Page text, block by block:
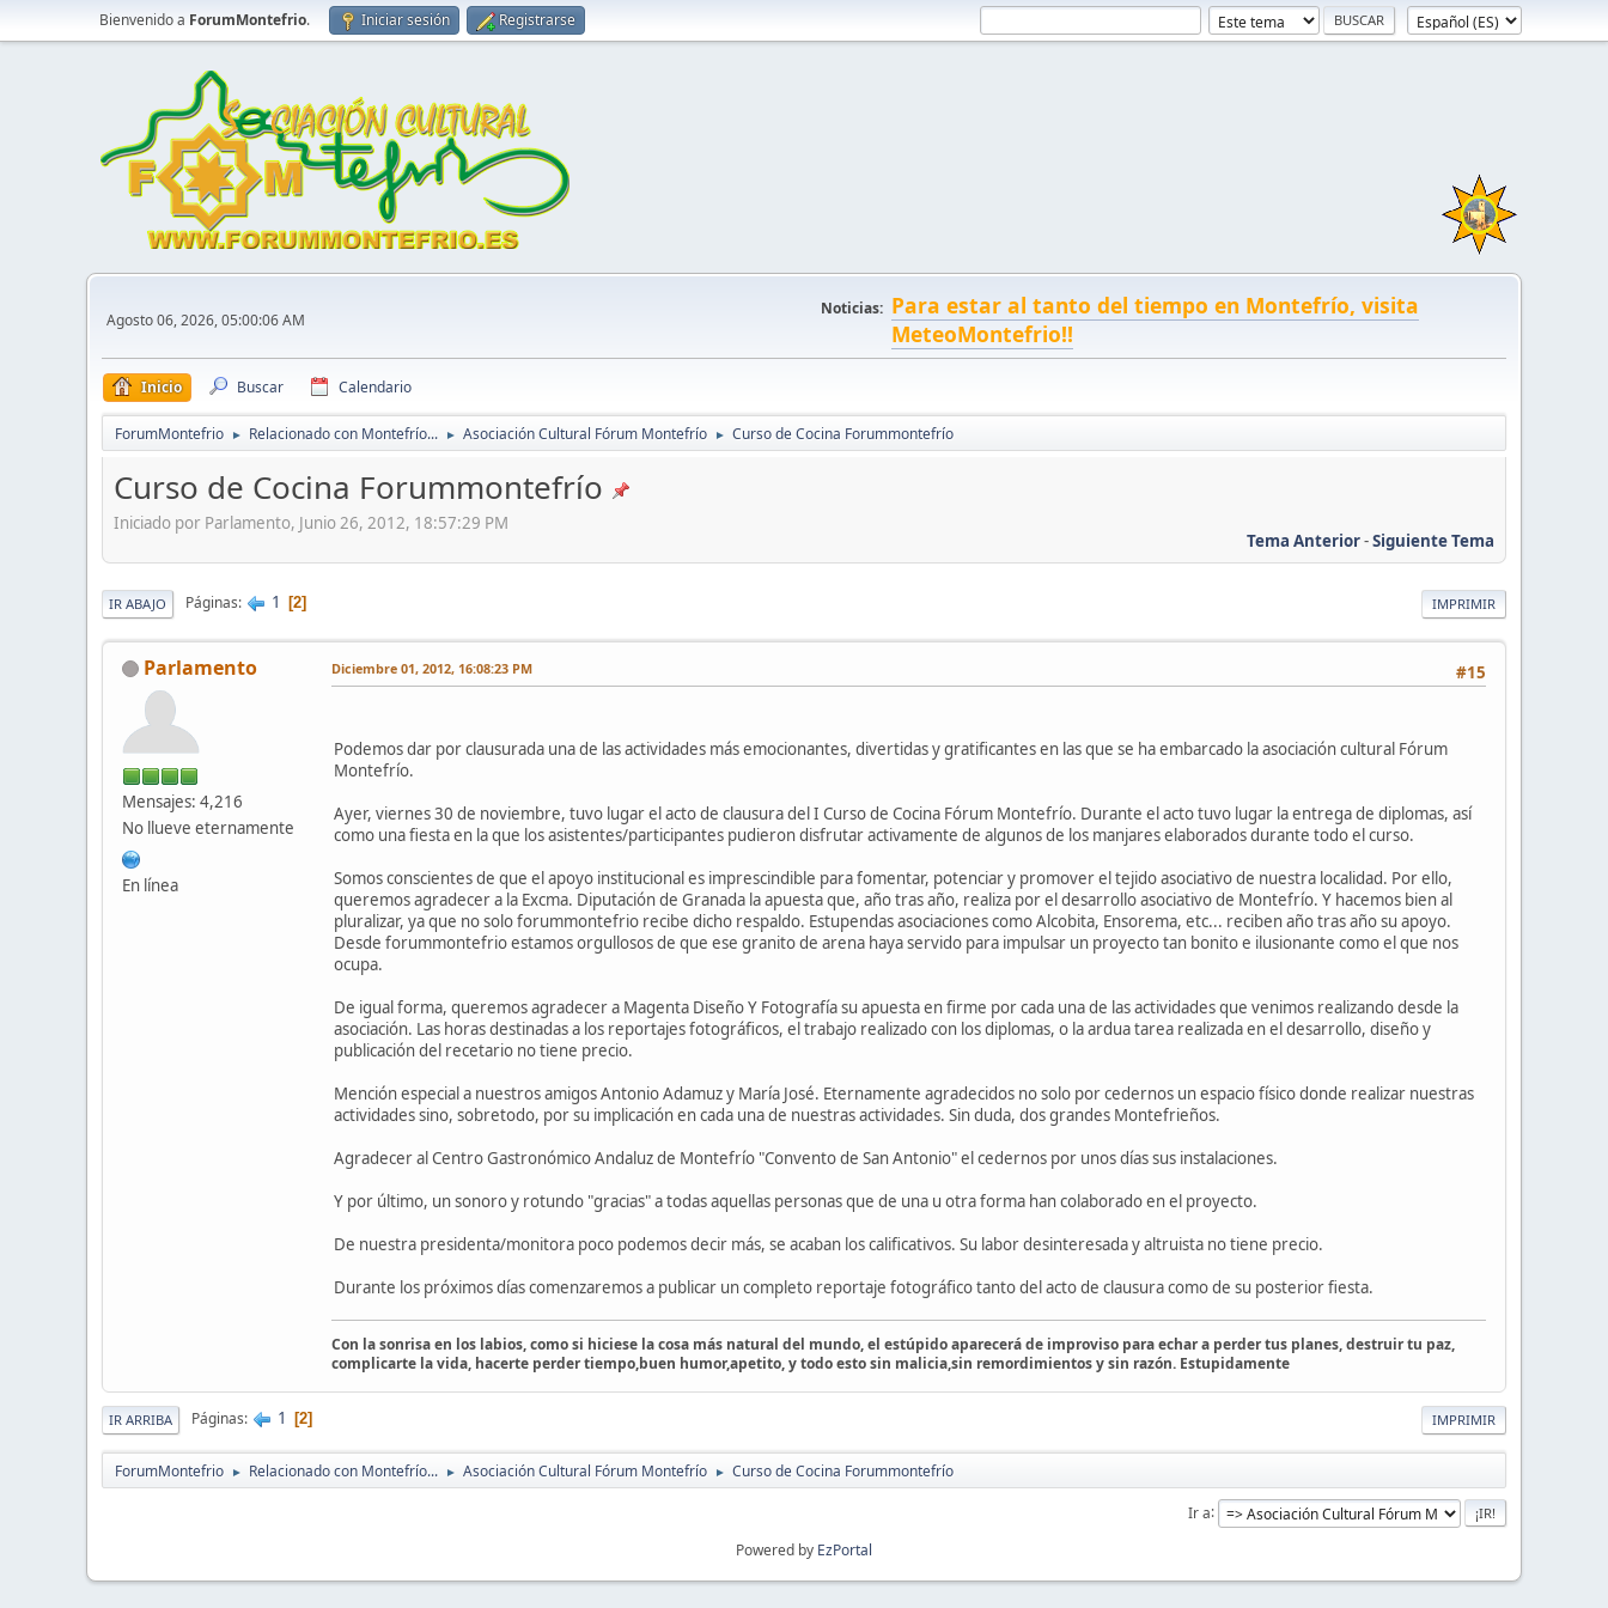
Bienvenido a ForumMontefrio. Iniciar sesión Registrarse
Agosto 06, 2026, 05:00:06 AM
Noticias: Para estar al tanto del tiempo en Montefrío, visita
MeteoMontefrio!!
Inicio Buscar Calendario
ForumMontefrio ► Relacionado con Montefrío... ► Asociación Cultural Fórum Montefrío ► Curso de Cocina Forummontefrío
Curso de Cocina Forummontefrío
Iniciado por Parlamento, Junio 26, 2012, 18:57:29 PM
Tema Anterior-Siguiente Tema
IMPRIMIR
IR ABAJO Páginas 1 2
Parlamento
Mensajes: 4,216
No llueve eternamente
En línea
#15
Diciembre 01, 2012, 16:08:23 PM
Podemos dar por clausurada una de las actividades más emocionantes, divertidas y gratificantes en las que se ha embarcado la asociación cultural Fórum
Montefrío.
Ayer, viernes 30 de noviembre, tuvo lugar el acto de clausura del I Curso de Cocina Fórum Montefrío. Durante el acto tuvo lugar la entrega de diplomas, así
como una fiesta en la que los asistentes/participantes pudieron disfrutar activamente de algunos de los manjares elaborados durante todo el curso.
Somos conscientes de que el apoyo institucional es imprescindible para fomentar, potenciar y promover el tejido asociativo de nuestra localidad. Por ello,
queremos agradecer a la Excma. Diputación de Granada la apuesta que, año tras año, realiza por el desarrollo asociativo de Montefrío. Y hacemos bien al
pluralizar, ya que no solo forummontefrio recibe dicho respaldo. Estupendas asociaciones como Alcobita, Ensorema, etc... reciben año tras año su apoyo.
Desde forummontefrio estamos orgullosos de que ese granito de arena haya servido para impulsar un proyecto tan bonito e ilusionante como el que nos
ocupa.
De igual forma, queremos agradecer a Magenta Diseño Y Fotografía su apuesta en firme por cada una de las actividades que venimos realizando desde la
asociación. Las horas destinadas a los reportajes fotográficos, el trabajo realizado con los diplomas, o la ardua tarea realizada en el desarrollo, diseño y
publicación del recetario no tiene precio.
Mención especial a nuestros amigos Antonio Adamuz y María José. Eternamente agradecidos no solo por cedernos un espacio físico donde realizar nuestras
actividades sino, sobretodo, por su implicación en cada una de nuestras actividades. Sin duda, dos grandes Montefrieños.
Agradecer al Centro Gastronómico Andaluz de Montefrío "Convento de San Antonio" el cedernos por unos días sus instalaciones.
Y por último, un sonoro y rotundo "gracias" a todas aquellas personas que de una u otra forma han colaborado en el proyecto.
De nuestra presidenta/monitora poco podemos decir más, se acaban los calificativos. Su labor desinteresada y altruista no tiene precio.
Durante los próximos días comenzaremos a publicar un completo reportaje fotográfico tanto del acto de clausura como de su posterior fiesta.
Con la sonrisa en los labios, como si hiciese la cosa más natural del mundo, el estúpido aparecerá de improviso para echar a perder tus planes, destruir tu paz,
complicarte la vida, hacerte perder tiempo,buen humor,apetito, y todo esto sin malicia,sin remordimientos y sin razón. Estupidamente
IMPRIMIR
IR ARRIBA Páginas 1 2
ForumMontefrio ► Relacionado con Montefrío... ► Asociación Cultural Fórum Montefrío ► Curso de Cocina Forummontefrío
Ir a
Powered by EzPortal